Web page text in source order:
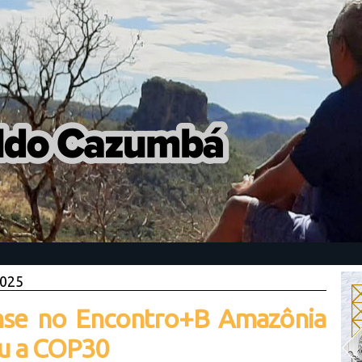
no Encontro+B Amazônia
a COP30